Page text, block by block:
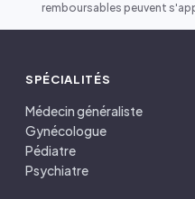
remboursables peuvent
SPÉCIALITÉS
Médecin généraliste
Gynécologue
Pédiatre
Psychiatre